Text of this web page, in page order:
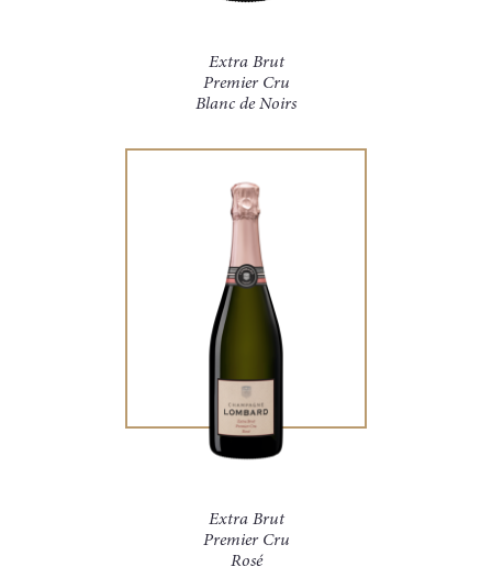
Extra Brut
Premier Cru
Blanc de Noirs
Extra Brut
Premier Cru
Rosé